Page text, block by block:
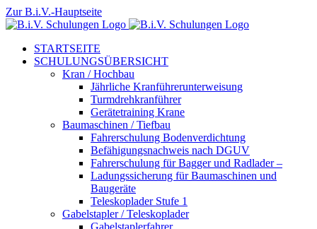
Zum
Inhalt
Zur B.i.V.-Hauptseite
STARTSEITE
SCHULUNGSÜBERSICHT
Kran / Hochbau
Jährliche Kranführerunterweisung
Turmdrehkranführer
Gerätetraining Krane
Baumaschinen / Tiefbau
Fahrerschulung Bodenverdichtung
Befähigungsnachweis nach DGUV
Fahrerschulung für Bagger und Radlader –
Ladungssicherung für Baumaschinen und
Baugeräte
Teleskoplader Stufe 1
Gabelstapler / Teleskoplader
Gabelstaplerfahrer